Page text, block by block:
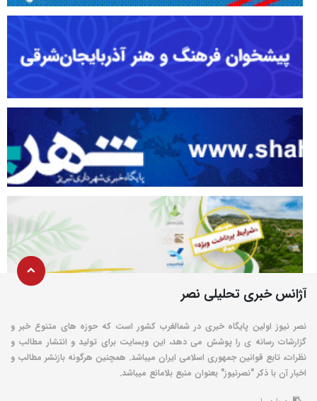
آژانس خبری تحلیلی نصر
نصر نیوز اولین پایگاه خبری در شمالغرب کشور است که حوزه های متنوع خبر و
گزارشات رسانه ی را پوشش می دهد، این وبسایت برای تولید و انتشار مطالب و
نظرات، تابع قوانین جمهوری اسلامی ایران میباشد. همچنین هرگونه بازنشر مطالب و
اخبار آن با ذکر "نصرنیوز" بعنوان منبع بلامانع میباشد.